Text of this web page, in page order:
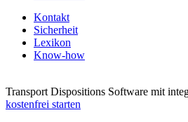
Kontakt
Sicherheit
Lexikon
Know-how
Transport Dispositions Software mit
kostenfrei starten